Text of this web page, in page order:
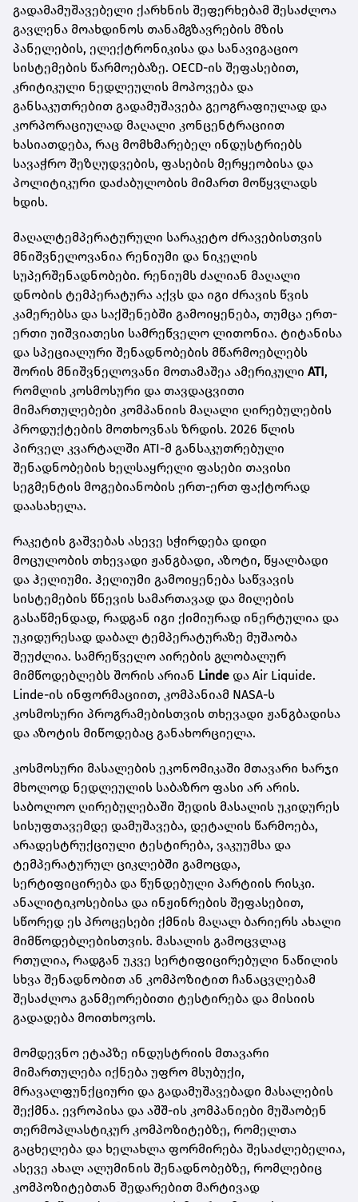
გადამამუშავებელი ქარხნის შეფერხებამ შესაძლოა
გავლენა მოახდინოს თანამგზავრების მზის
პანელების, ელექტრონიკისა და სანავიგაციო
სისტემების წარმოებაზე. OECD-ის შეფასებით,
კრიტიკული ნედლეულის მოპოვება და
განსაკუთრებით გადამუშავება გეოგრაფიულად და
კორპორაციულად მაღალი კონცენტრაციით
ხასიათდება, რაც მომხმარებელ ინდუსტრიებს
სავაჭრო შეზღუდვების, ფასების მერყეობისა და
პოლიტიკური დაძაბულობის მიმართ მოწყვლადს
ხდის.
მაღალტემპერატურული სარაკეტო ძრავებისთვის
მნიშვნელოვანია რენიუმი და ნიკელის
სუპერშენადნობები. რენიუმს ძალიან მაღალი
დნობის ტემპერატურა აქვს და იგი ძრავის წვის
კამერებსა და საქშენებში გამოიყენება, თუმცა ერთ-
ერთი უიშვიათესი სამრეწველო ლითონია. ტიტანისა
და სპეციალური შენადნობების მწარმოებლებს
შორის მნიშვნელოვანი მოთამაშეა ამერიკული ATI,
რომლის კოსმოსური და თავდაცვითი
მიმართულებები კომპანიის მაღალი ღირებულების
პროდუქტების მოთხოვნას ზრდის. 2026 წლის
პირველ კვარტალში ATI-მ განსაკუთრებული
შენადნობების ხელსაყრელი ფასები თავისი
სეგმენტის მოგებიანობის ერთ-ერთ ფაქტორად
დაასახელა.
რაკეტის გაშვებას ასევე სჭირდება დიდი
მოცულობის თხევადი ჟანგბადი, აზოტი, წყალბადი
და ჰელიუმი. ჰელიუმი გამოიყენება საწვავის
სისტემების წნევის სამართავად და მილების
გასაწმენდად, რადგან იგი ქიმიურად ინერტულია და
უკიდურესად დაბალ ტემპერატურაზე მუშაობა
შეუძლია. სამრეწველო აირების გლობალურ
მიმწოდებლებს შორის არიან Linde და Air Liquide.
Linde-ის ინფორმაციით, კომპანიამ NASA-ს
კოსმოსური პროგრამებისთვის თხევადი ჟანგბადისა
და აზოტის მიწოდებაც განახორციელა.
კოსმოსური მასალების ეკონომიკაში მთავარი ხარჯი
მხოლოდ ნედლეულის საბაზრო ფასი არ არის.
საბოლოო ღირებულებაში შედის მასალის უკიდურეს
სისუფთავემდე დამუშავება, დეტალის წარმოება,
არადესტრუქციული ტესტირება, ვაკუუმსა და
ტემპერატურულ ციკლებში გამოცდა,
სერტიფიცირება და წუნდებული პარტიის რისკი.
ანალიტიკოსებისა და ინჟინრების შეფასებით,
სწორედ ეს პროცესები ქმნის მაღალ ბარიერს ახალი
მიმწოდებლებისთვის. მასალის გამოცვლაც
რთულია, რადგან უკვე სერტიფიცირებული ნაწილის
სხვა შენადნობით ან კომპოზიტით ჩანაცვლებამ
შესაძლოა განმეორებითი ტესტირება და მისიის
გადადება მოითხოვოს.
მომდევნო ეტაპზე ინდუსტრიის მთავარი
მიმართულება იქნება უფრო მსუბუქი,
მრავალფუნქციური და გადამუშავებადი მასალების
შექმნა. ევროპისა და აშშ-ის კომპანიები მუშაობენ
თერმოპლასტიკურ კომპოზიტებზე, რომელთა
გაცხელება და ხელახლა ფორმირება შესაძლებელია,
ასევე ახალ ალუმინის შენადნობებზე, რომლებიც
კომპოზიტებთან შედარებით მარტივად